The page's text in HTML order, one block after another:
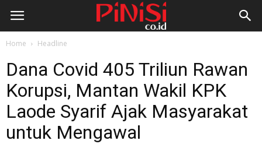
Home Headline
Dana Covid 405 Triliun Rawan
Korupsi, Mantan Wakil KPK
Laode Syarif Ajak Masyarakat
untuk Mengawal